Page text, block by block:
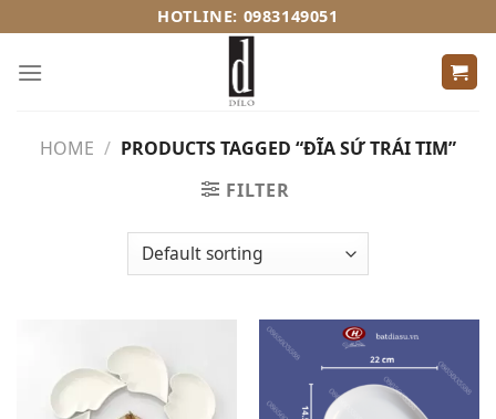
to
content
HOTLINE: 0983149051
HOME / PRODUCTS TAGGED “ĐĨA SỨ TRÁI TIM”
FILTER